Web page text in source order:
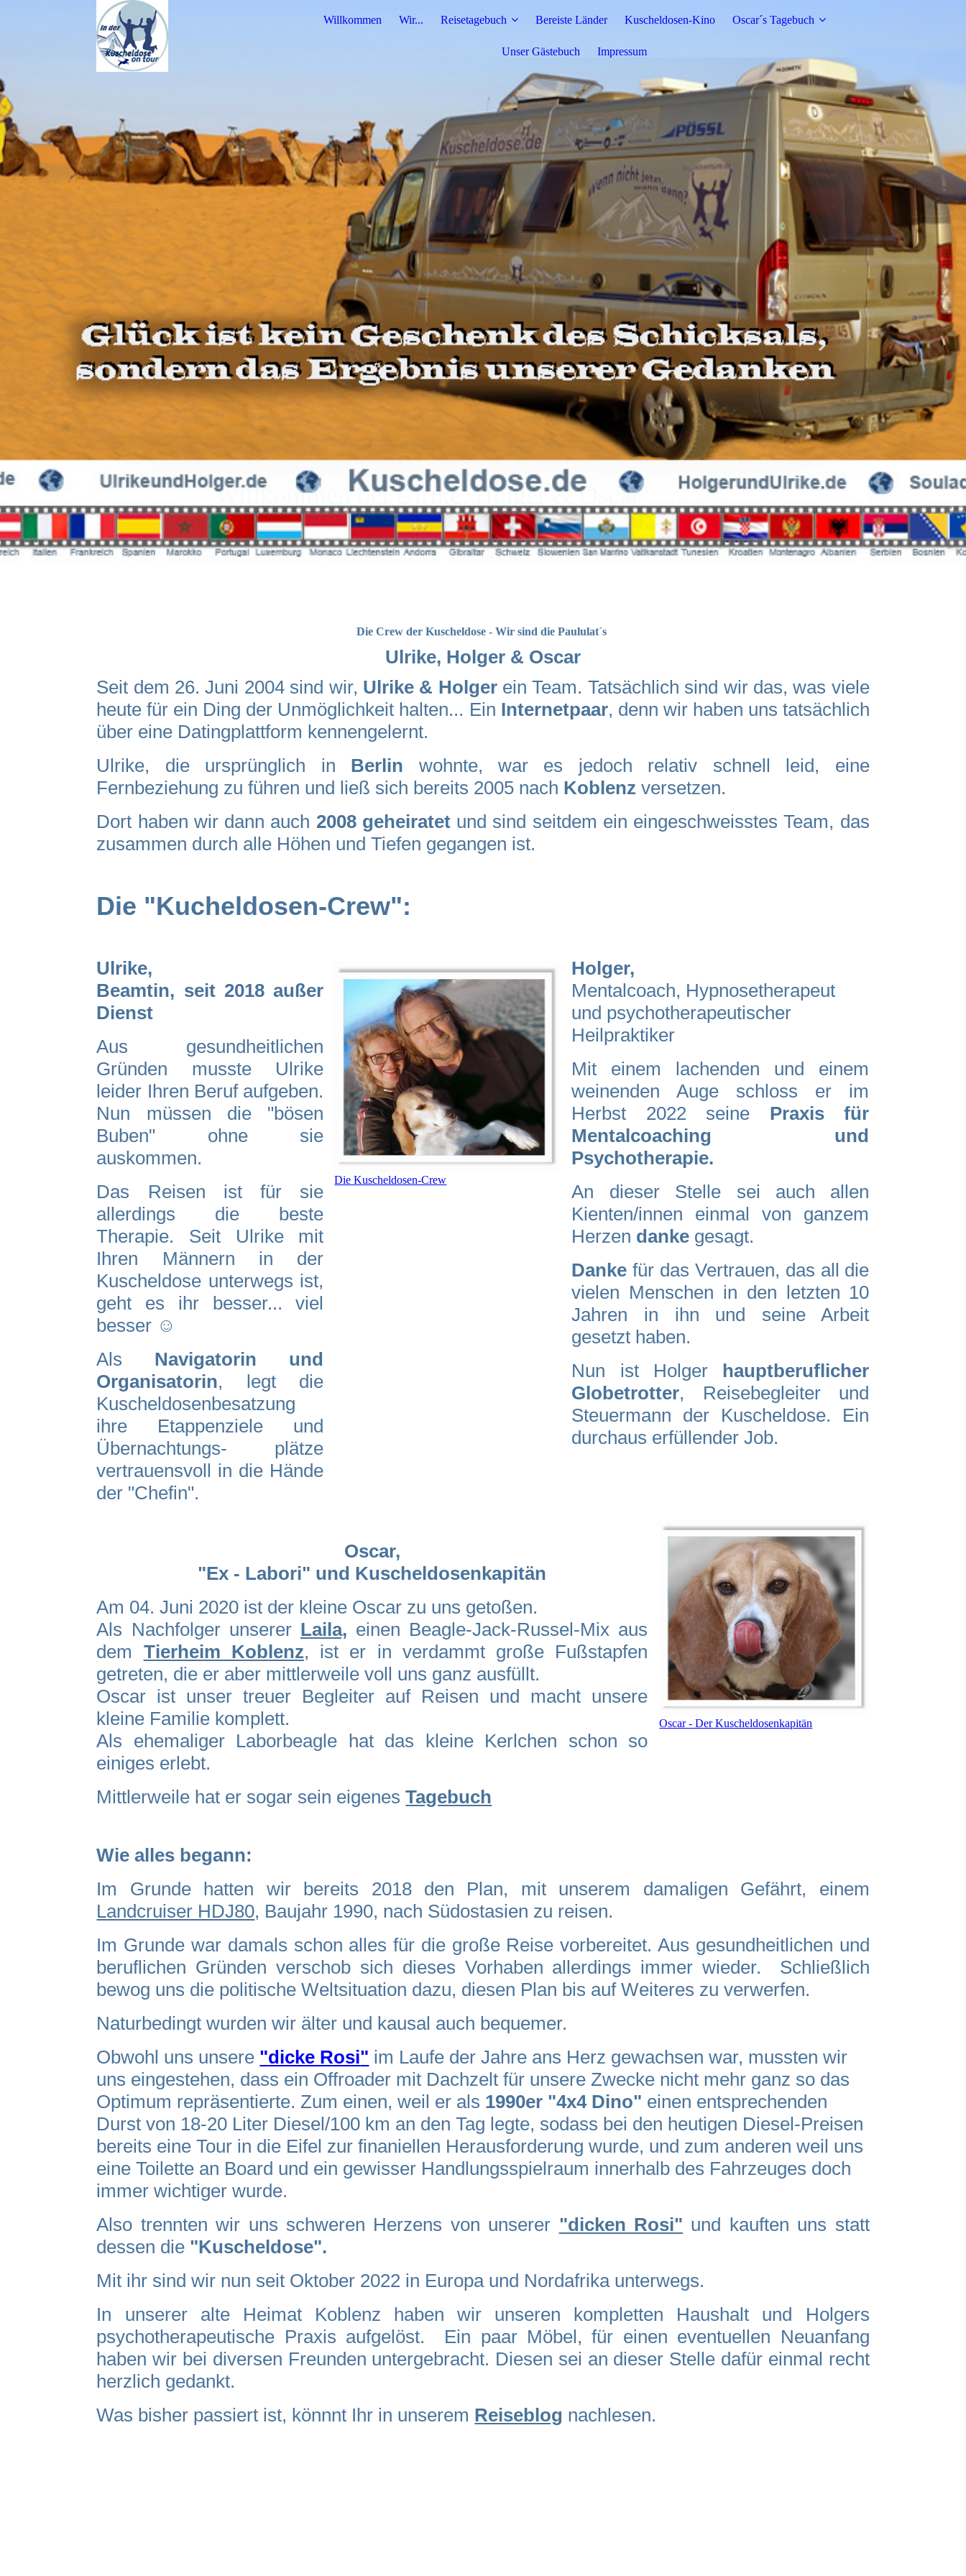
Willkommen Wir... Reisetagebuch Bereiste Länder Kuscheldosen-Kino Oscar´s Tagebuch
Unser Gästebuch Impressum
Willkommen bei Ulrike, Holger & Oscar
Die Crew der Kuscheldose - Wir sind die Paululat´s
Ulrike, Holger & Oscar
Seit dem 26. Juni 2004 sind wir, Ulrike & Holgerein Team. Tatsächlich sind wir das, was viele
heute für ein Ding der Unmöglichkeit halten... Ein Internetpaar, denn wir haben uns tatsächlich
über eine Datingplattform kennengelernt.
Ulrike, die ursprünglich in Berlin wohnte, war es jedoch relativ schnell leid, eine
Fernbeziehung zu führen und ließ sich bereits 2005 nach Koblenzversetzen.
Dort haben wir dann auch 2008 geheiratetund sind seitdem ein eingeschweisstes Team, das
zusammen durch alle Höhen und Tiefen gegangen ist.
Die "Kucheldosen-Crew":
Ulrike,
Beamtin, seit 2018 außer
Dienst
Aus gesundheitlichen
Gründen musste Ulrike
leider Ihren Beruf aufgeben.
Nun müssen die "bösen
Buben" ohne sie
auskommen.
Das Reisen ist für sie
allerdings die beste
Therapie. Seit Ulrike mit
Ihren Männern in der
Kuscheldose unterwegs ist,
geht es ihr besser... viel
besser ☺️
Als Navigatorin und
Organisatorin, legt die
Kuscheldosenbesatzung
ihre Etappenziele und
Übernachtungs- plätze
vertrauensvoll in die Hände
der "Chefin".
Die Kuscheldosen-Crew
Holger,
Mentalcoach, Hypnosetherapeut
und psychotherapeutischer
Heilpraktiker
Mit einem lachenden und einem
weinenden Auge schloss er im
Herbst 2022 seine Praxis für
Mentalcoaching und
Psychotherapie.
An dieser Stelle sei auch allen
Kienten/innen einmal von ganzem
Herzen danke gesagt.
Danke für das Vertrauen, das all die
vielen Menschen in den letzten 10
Jahren in ihn und seine Arbeit
gesetzt haben.
Nun ist Holger hauptberuflicher
Globetrotter, Reisebegleiter und
Steuermann der Kuscheldose. Ein
durchaus erfüllender Job.
Oscar,
"Ex - Labori" und Kuscheldosenkapitän
Am 04. Juni 2020 ist der kleine Oscar zu uns getoßen.
Als Nachfolger unserer Laila, einen Beagle-Jack-Russel-Mix aus
dem Tierheim Koblenz, ist er in verdammt große Fußstapfen
getreten, die er aber mittlerweile voll uns ganz ausfüllt.
Oscar ist unser treuer Begleiter auf Reisen und macht unsere
kleine Familie komplett.
Als ehemaliger Laborbeagle hat das kleine Kerlchen schon so
einiges erlebt.
Mittlerweile hat er sogar sein eigenesTagebuch
Oscar - Der Kuscheldosenkapitän
Wie alles begann:
Im Grunde hatten wir bereits 2018 den Plan, mit unserem damaligen Gefährt, einem
Landcruiser HDJ80, Baujahr 1990, nach Südostasien zu reisen.
Im Grunde war damals schon alles für die große Reise vorbereitet. Aus gesundheitlichen und
beruflichen Gründen verschob sich dieses Vorhaben allerdings immer wieder. Schließlich
bewog uns die politische Weltsituation dazu, diesen Plan bis auf Weiteres zu verwerfen.
Naturbedingt wurden wir älter und kausal auch bequemer.
Obwohl uns unsere "dicke Rosi" im Laufe der Jahre ans Herz gewachsen war, mussten wir
uns eingestehen, dass ein Offroader mit Dachzelt für unsere Zwecke nicht mehr ganz so das
Optimum repräsentierte. Zum einen, weil er als 1990er "4x4 Dino" einen entsprechenden
Durst von 18-20 Liter Diesel/100 km an den Tag legte, sodass bei den heutigen Diesel-Preisen
bereits eine Tour in die Eifel zur finaniellen Herausforderung wurde, und zum anderen weil uns
eine Toilette an Board und ein gewisser Handlungsspielraum innerhalb des Fahrzeuges doch
immer wichtiger wurde.
Also trennten wir uns schweren Herzens von unserer "dicken Rosi" und kauften uns statt
dessen die "Kuscheldose".
Mit ihr sind wir nun seit Oktober 2022 in Europa und Nordafrika unterwegs.
In unserer alte Heimat Koblenz haben wir unseren kompletten Haushalt und Holgers
psychotherapeutische Praxis aufgelöst. Ein paar Möbel, für einen eventuellen Neuanfang
haben wir bei diversen Freunden untergebracht. Diesen sei an dieser Stelle dafür einmal recht
herzlich gedankt.
Was bisher passiert ist, könnnt Ihr in unserem Reiseblog nachlesen.